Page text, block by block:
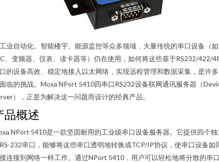
业自动化、智能楼宇、能源监控等众多领域，大量传统的串口设备（如
、变频器、仪表、读卡器等）仍在使用，如何将这些基于RS232/422/
的设备高效、稳定地接入以太网络，实现远程管理和数据采集，是许
临的挑战。Moxa NPort 5410四串口RS232设备联网通讯服务器（
），正是为解决这一问题而设计的经典产品。
品概述
NPort 5410是一款坚固耐用的工业级串口设备服务器。它提供四个独
232串口，能够将这些串口透明地转换成TCP/IP协议，使串口设备如
连接到网络一样工作。通过NPort 5410，用户可以轻松地将分散的串